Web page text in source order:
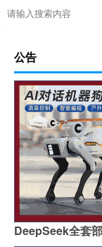
公告
DeepSeek全套